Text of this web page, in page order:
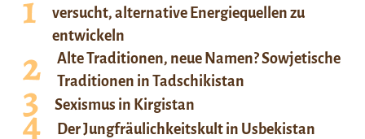
versucht, alternative Energiequellen zu
entwickeln
Alte Traditionen, neue Namen? Sowjetische
Traditionen in Tadschikistan
Sexismus in Kirgistan
Der Jungfräulichkeitskult in Usbekistan